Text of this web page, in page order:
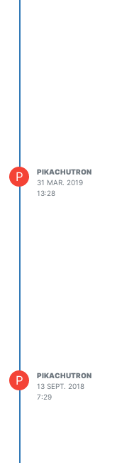
P
PIKACHUTRON
31 MAR. 2019
13:28
P
PIKACHUTRON
13 SEPT. 2018
7:29